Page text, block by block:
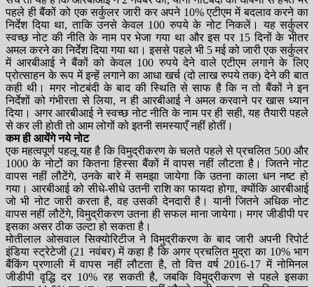
पहले ही बैंकों को एक सर्कुलर जारी कर अपने 10% एटीएम में बदलाव करने का
निर्देश दिया था, ताकि उनसे केवल 100 रुपये के नोट निकलें। यह सर्कुलर
स्वच्छ नोट की नीति के नाम पर भेजा गया था और इस पर 15 दिनों के भीतर
अमल करने का निर्देश दिया गया था। इससे पहले भी 5 मई को जारी एक सर्कुलर
में आरबीआई ने बैंकों को केवल 100 रुपये देने वाले एटीएम लगाने के लिए
प्रोत्साहन के रूप में इन्हें लगाने का आधा खर्च (दो लाख रुपये तक) देने की बात
कही थी। मगर नोटबंदी के बाद की स्थिति से साफ है कि न तो बैंकों ने इन
निर्देशों को गंभीरता से लिया, न ही आरबीआई ने अमल करवाने पर खास ध्यान
दिया। अगर आरबीआई ने स्वच्छ नोट नीति के नाम पर ही सही, यह तैयारी पहले
से कर ली होती तो आम लोगों को इतनी समस्याएँ नहीं होतीं।
कम ही आयेंगे नये नोट
एक महत्वपूर्ण पहलू यह है कि विमुद्रीकरण के चलते पहले से प्रचलित 500 और
1000 के नोटों का कितना हिस्सा बैंकों में वापस नहीं लौटता है। जितने नोट
वापस नहीं लौटेंगे, उनके बारे में समझा जायेगा कि उतना काला धन नष्ट हो
गया। आरबीआई को सीधे-सीधे उतनी राशि का फायदा होगा, क्योंकि आरबीआई
जो भी नोट जारी करता है, वह उसकी देनदारी है। यानी जितने अधिक नोट
वापस नहीं लौटेंगे, विमुद्रीकरण उतना ही सफल माना जायेगा। मगर जीडीपी पर
इसका असर ठीक उल्टा हो सकता है।
मोतीलाल ओसवाल सिक्योरिटीज ने विमुद्रीकरण के बाद जारी अपनी रिपोर्ट
इंडिया स्ट्रेटेजी (21 नवंबर) में कहा है कि अगर प्रचलित मुद्रा का 10% भाग
बैंकिंग प्रणाली में वापस नहीं लौटता है, तो वित्त वर्ष 2016-17 में नोमिनल
जीडीपी वृद्धि दर 10% रह सकती है, जबकि विमुद्रीकरण से पहले इसका